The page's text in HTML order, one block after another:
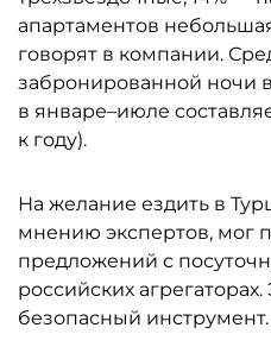
апартаментов
говорят в компании.
забронированной ночи
в январе–июле
к году).
На желание ездить в
мнению экспертов, мог
предложений с
российских
безопасный инструмент.